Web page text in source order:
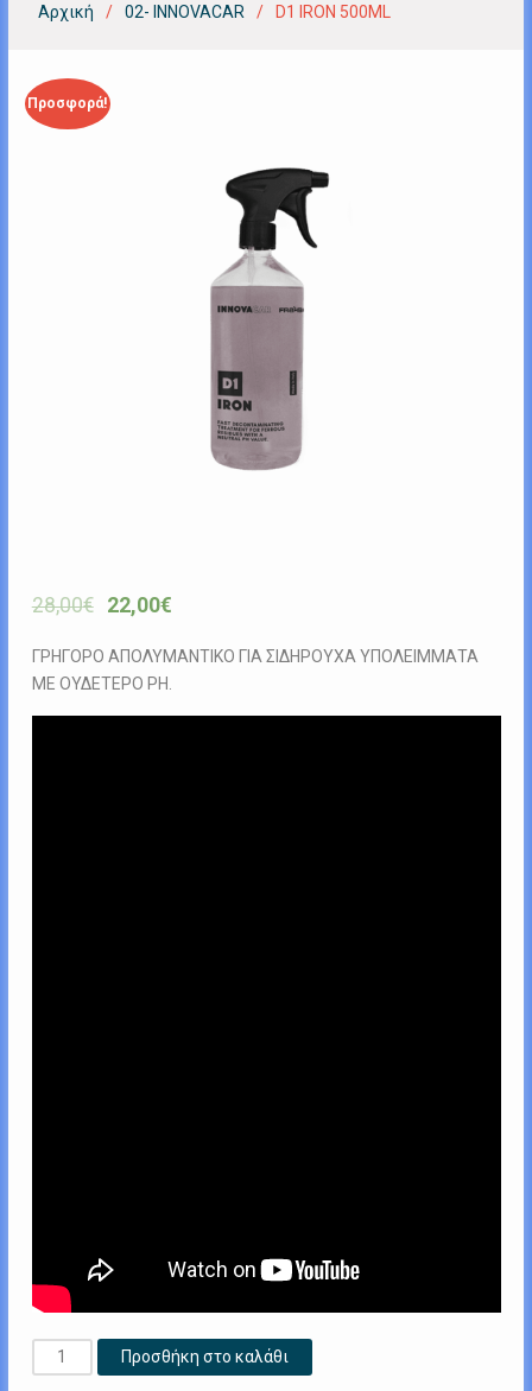
Αρχική 02- INNOVACAR D1 IRON 500ML
Προσφορά!
28,00€ 22,00€
ΓΡΗΓΟΡΟ ΑΠΟΛΥΜΑΝΤΙΚΟ ΓΙΑ ΣΙΔΗΡΟΥΧΑ ΥΠΟΛΕΙΜΜΑΤΑ
ΜΕ ΟΥΔΕΤΕΡΟ PH.
IRON
Προσθήκη στο καλάθι